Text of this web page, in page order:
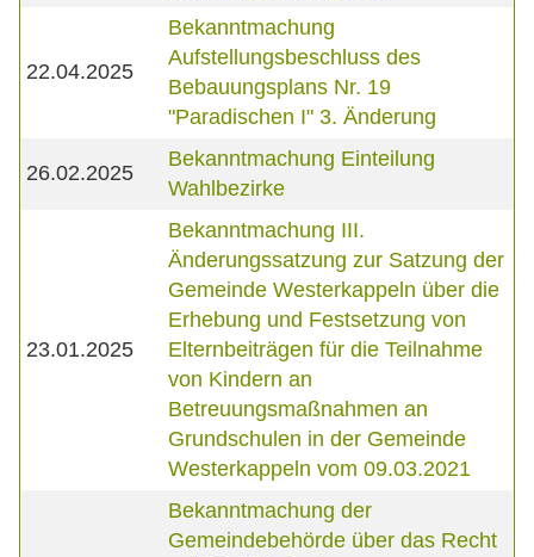
22.04.2025
Bekanntmachung
Aufstellungsbeschluss des
Bebauungsplans Nr. 19
"Paradischen I" 3. Änderung
26.02.2025
Bekanntmachung Einteilung
Wahlbezirke
23.01.2025
Bekanntmachung III.
Änderungssatzung zur Satzung der
Gemeinde Westerkappeln über die
Erhebung und Festsetzung von
Elternbeiträgen für die Teilnahme
von Kindern an
Betreuungsmaßnahmen an
Grundschulen in der Gemeinde
Westerkappeln vom 09.03.2021
Bekanntmachung der
Gemeindebehörde über das Recht